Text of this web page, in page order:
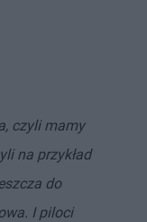
czyli mamy
na przykład
do
I piloci